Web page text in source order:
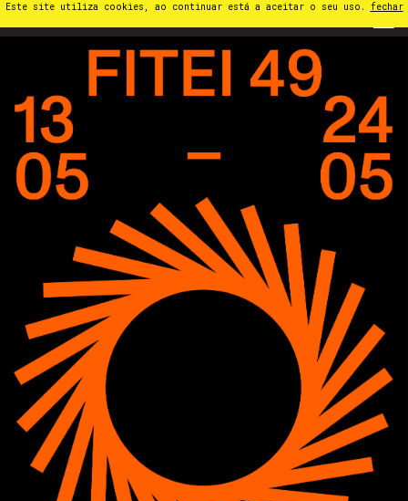
Este site utiliza cookies, ao continuar está a aceitar o seu uso. fechar